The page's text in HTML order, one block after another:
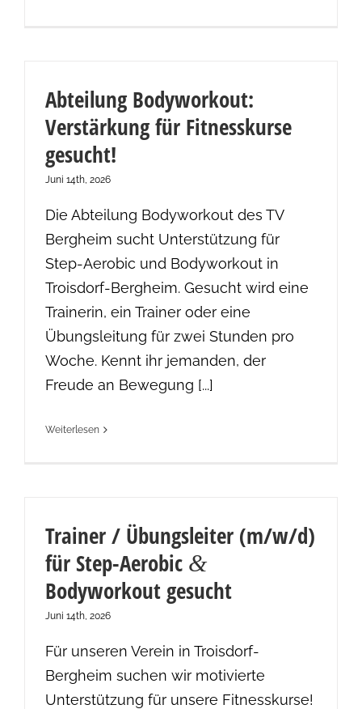
Abteilung Bodyworkout:
Verstärkung für Fitnesskurse
gesucht!
Juni 14th, 2026
Die Abteilung Bodyworkout des TV
Bergheim sucht Unterstützung für
Step-Aerobic und Bodyworkout in
Troisdorf-Bergheim. Gesucht wird eine
Trainerin, ein Trainer oder eine
Übungsleitung für zwei Stunden pro
Woche. Kennt ihr jemanden, der
Freude an Bewegung [...]
Weiterlesen
Trainer / Übungsleiter (m/w/d)
für Step-Aerobic &
Bodyworkout gesucht
Juni 14th, 2026
Für unseren Verein in Troisdorf-
Bergheim suchen wir motivierte
Unterstützung für unsere Fitnesskurse!